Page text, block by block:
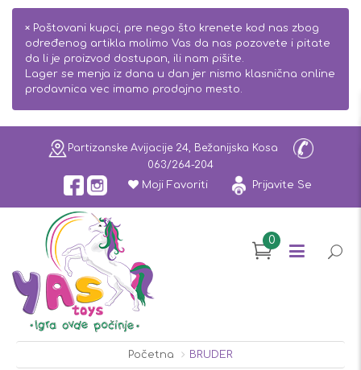
× Poštovani kupci, pre nego što krenete kod nas zbog
određenog artikla molimo Vas da nas pozovete i pitate
da li je proizvod dostupan, ili nam pišite.
Lager se menja iz dana u dan jer nismo klasnična online
prodavnica vec imamo prodajno mesto.
Partizanske Avijacije 24, Bežanijska Kosa
063/264-204
Moji Favoriti
Prijavite Se
0
Početna BRUDER